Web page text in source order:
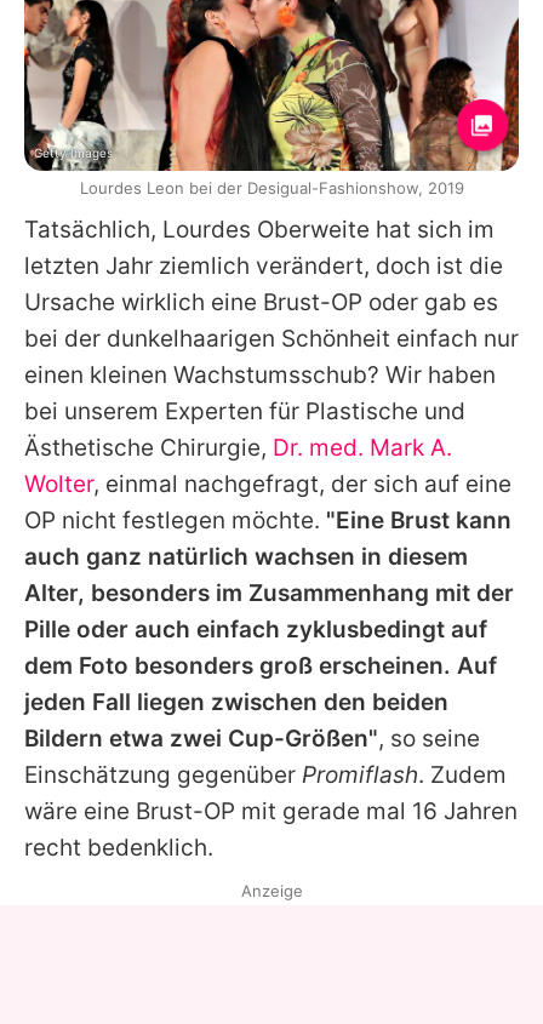
Tatsächlich, Lourdes Oberweite hat sich im
letzten Jahr ziemlich verändert, doch ist die
Ursache wirklich eine Brust-OP oder gab es
bei der dunkelhaarigen Schönheit einfach nur
einen kleinen Wachstumsschub? Wir haben
bei unserem Experten für Plastische und
Ästhetische Chirurgie, Dr. med. Mark A.
Wolter, einmal nachgefragt, der sich auf eine
OP nicht festlegen möchte. "Eine Brust kann
auch ganz natürlich wachsen in diesem
Alter, besonders im Zusammenhang mit der
Pille oder auch einfach zyklusbedingt auf
dem Foto besonders groß erscheinen. Auf
jeden Fall liegen zwischen den beiden
Bildern etwa zwei Cup-Größen", so seine
Einschätzung gegenüber Promiflash. Zudem
wäre eine Brust-OP mit gerade mal 16 Jahren
recht bedenklich.
Getty Images
Lourdes Leon bei der Desigual-Fashionshow, 2019
Anzeige